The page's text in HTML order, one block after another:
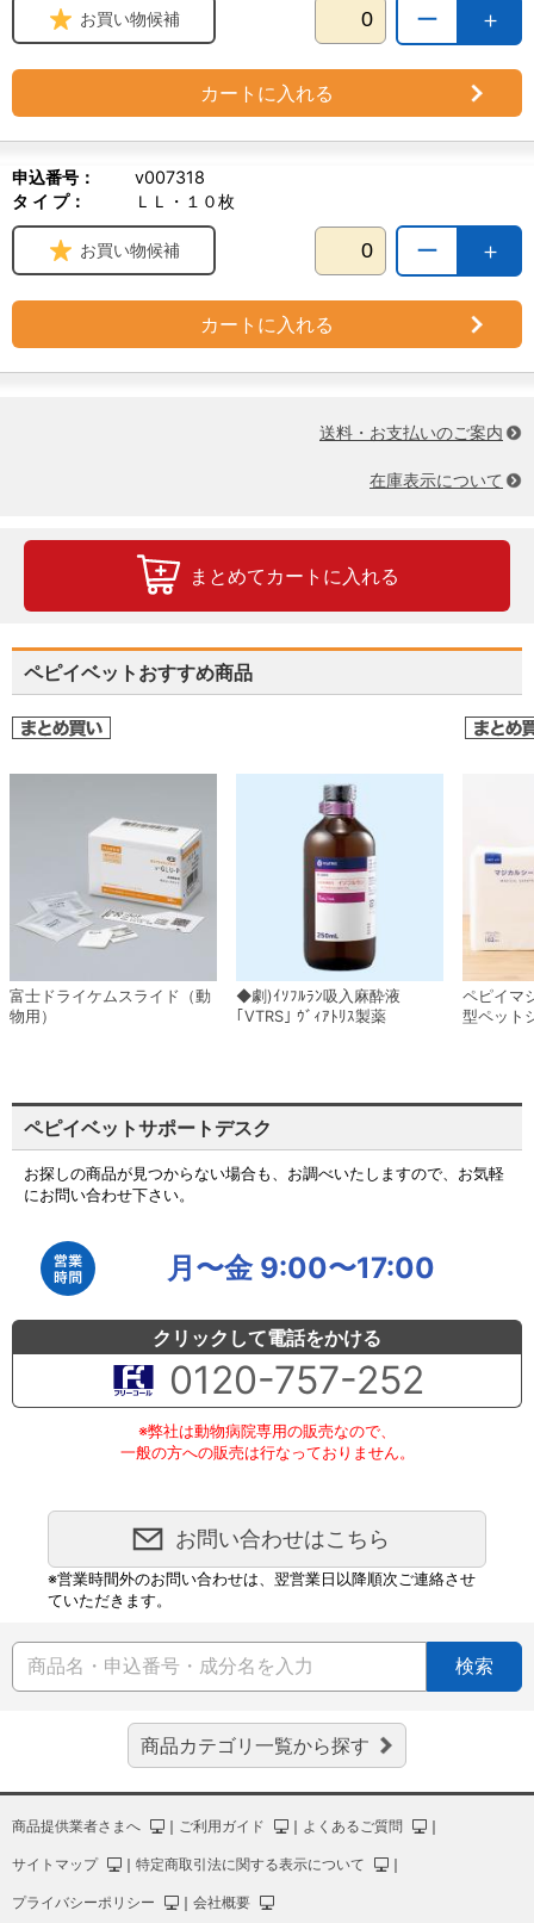
＋
ー
お買い物候補
カートに入れる
申込番号：
v007318
タ イ プ：
ＬＬ・１０枚
＋
ー
お買い物候補
カートに入れる
送料・お支払いのご案内
在庫表示について
まとめてカートに入れる
ペピイベットおすすめ商品
富士ドライケムスライド（動
物用）
◆劇)ｲｿﾌﾙﾗﾝ吸入麻酔液
｢VTRS｣ ｳﾞｨｱﾄﾘｽ製薬
ペピイマ
型ペット
ペピイベットサポートデスク
お探しの商品が見つからない場合も、お調べいたしますので、お気軽
にお問い合わせ下さい。
月〜金 9:00〜17:00
クリックして電話をかける
0120-757-252
※弊社は動物病院専用の販売なので、
一般の方への販売は行なっておりません。
お問い合わせはこちら
※営業時間外のお問い合わせは、翌営業日以降順次ご連絡させ
ていただきます。
検索
商品カテゴリ一覧から探す
商品提供業者さまへ ｜ ご利用ガイド ｜ よくあるご質問 ｜
サイトマップ ｜ 特定商取引法に関する表示について ｜
プライバシーポリシー ｜ 会社概要